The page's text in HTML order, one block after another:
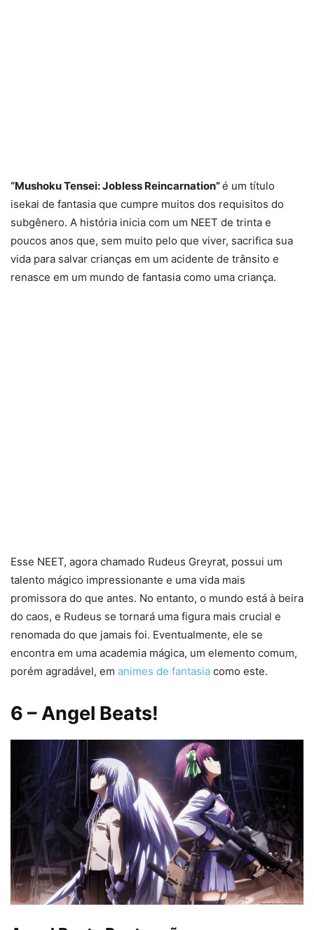
“Mushoku Tensei: Jobless Reincarnation”é um título
isekai de fantasia que cumpre muitos dos requisitos do
subgênero. A história inicia com um NEET de trinta e
poucos anos que, sem muito pelo que viver, sacrifica sua
vida para salvar crianças em um acidente de trânsito e
renasce em um mundo de fantasia como uma criança.
Esse NEET, agora chamado Rudeus Greyrat, possui um
talento mágico impressionante e uma vida mais
promissora do que antes. No entanto, o mundo está à beira
do caos, e Rudeus se tornará uma figura mais crucial e
renomada do que jamais foi. Eventualmente, ele se
encontra em uma academia mágica, um elemento comum,
porém agradável, em animes de fantasia como este.
6 – Angel Beats!